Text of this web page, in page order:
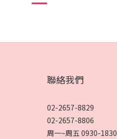
聯絡我們
02-2657-8829
02-2657-8806
周一~周五 0930-1830